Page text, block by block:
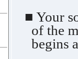
■ Your
of the
begins